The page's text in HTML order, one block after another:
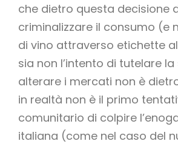
che dietro questa decisione
criminalizzare il consumo (e
di vino attraverso etichette
sia non l’intento di tutelare
alterare i mercati non è
in realtà non è il primo
comunitario di colpire
italiana (come nel caso del